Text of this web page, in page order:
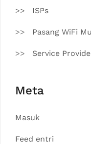
ISPs
Pasang WiFi
Service
Meta
Masuk
Feed entri